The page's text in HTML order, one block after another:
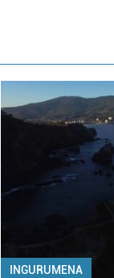
INGURUMENA